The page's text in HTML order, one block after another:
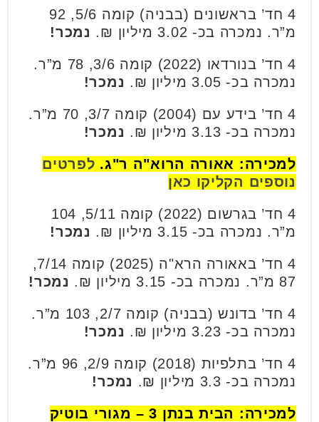
4 חד’ בראשונים (בבניה) קומה 5/6, 92
מ”ר. נמכרה בכ- 3.02 מיליון ₪.
נמכר!
4 חד’ בנורדאו (2022) קומה 3/6, 78 מ”ר.
נמכרה בכ- 3.05 מיליון ₪.
נמכר!
4 חד’ בידע עם (2004) קומה 3/7, 70 מ”ר.
נמכרה בכ- 3.13 מיליון ₪.
נמכר!
למכירה: אאורה הרוא"ה ר"ג. לפרטים
נוספים הקליקו כאן
4 חד’ בגרשום (2022) קומה 5/11, 104
מ”ר. נמכרה בכ- 3.15 מיליון ₪.
נמכר!
4 חד’ באאורה הרא"ה (2025) קומה 7/14,
87 מ”ר. נמכרה בכ- 3.15 מיליון ₪.
נמכר!
4 חד’ בדונש (בבניה) קומה 2/7, 103 מ”ר.
נמכרה בכ- 3.23 מיליון ₪.
נמכר!
4 חד’ בתלפיות (2018) קומה 2/9, 96 מ”ר.
נמכרה בכ- 3.3 מיליון ₪.
נמכר!
למכירה: הבית בנתן 3 – מגורי בוטיק